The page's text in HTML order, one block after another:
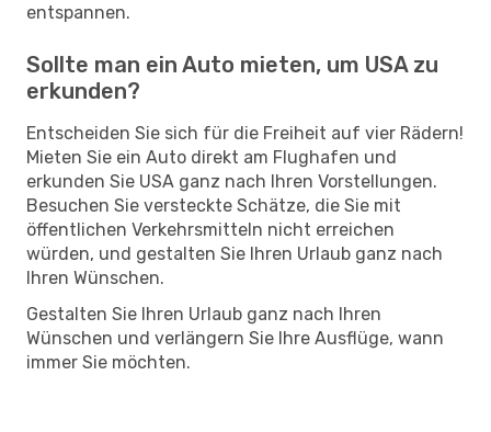
entspannen.
Sollte man ein Auto mieten, um USA zu
erkunden?
Entscheiden Sie sich für die Freiheit auf vier Rädern!
Mieten Sie ein Auto direkt am Flughafen und
erkunden Sie USA ganz nach Ihren Vorstellungen.
Besuchen Sie versteckte Schätze, die Sie mit
öffentlichen Verkehrsmitteln nicht erreichen
würden, und gestalten Sie Ihren Urlaub ganz nach
Ihren Wünschen.
Gestalten Sie Ihren Urlaub ganz nach Ihren
Wünschen und verlängern Sie Ihre Ausflüge, wann
immer Sie möchten.